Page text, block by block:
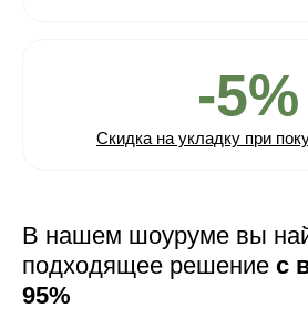
-5%
Скидка на укладку при
В нашем шоуруме вы
подходящее решение с
95%